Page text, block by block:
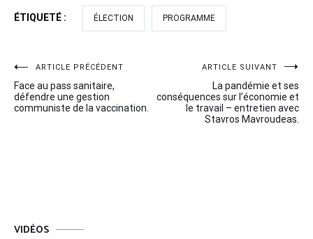
ÉTIQUETÉ : ÉLECTION PROGRAMME
Navigation
de
ARTICLE PRÉCÉDENT
Face au pass sanitaire,
défendre une gestion
communiste de la vaccination.
ARTICLE SUIVANT
La pandémie et ses
conséquences sur l’économie et
le travail – entretien avec
Stavros Mavroudeas.
VIDÉOS